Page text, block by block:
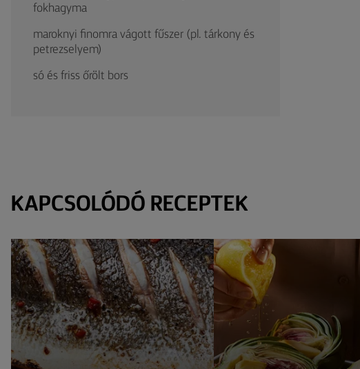
fokhagyma
maroknyi finomra vágott fűszer (pl. tárkony és
petrezselyem)
só és friss őrölt bors
KAPCSOLÓDÓ RECEPTEK